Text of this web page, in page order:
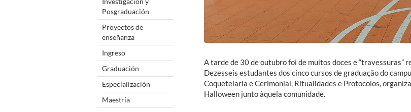
Posgraduación
Proyectos de
enseñanza
Ingreso
Graduación
Especialización
Maestría
A tarde de 30 de outubro foi de muitos doces e “travessuras”
Dezesseis estudantes dos cinco cursos de graduação do
Coquetelaria e Cerimonial, Ritualidades e Protocolos,
Halloween junto àquela comunidade.